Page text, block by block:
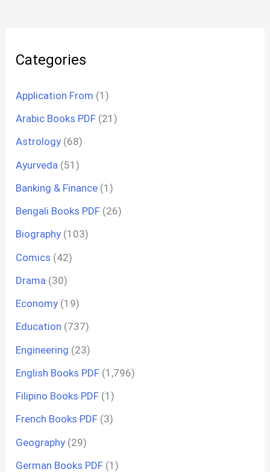
Categories
Application From (1)
Arabic Books PDF (21)
Astrology (68)
Ayurveda (51)
Banking & Finance (1)
Bengali Books PDF (26)
Biography (103)
Comics (42)
Drama (30)
Economy (19)
Education (737)
Engineering (23)
English Books PDF (1,796)
Filipino Books PDF (1)
French Books PDF (3)
Geography (29)
German Books PDF (1)